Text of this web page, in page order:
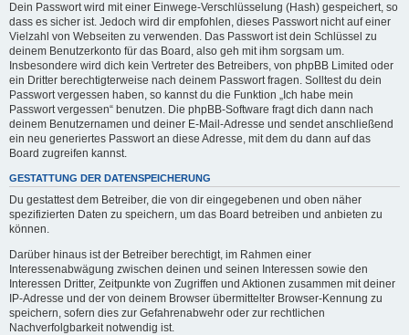
Dein Passwort wird mit einer Einwege-Verschlüsselung (Hash) gespeichert, so
dass es sicher ist. Jedoch wird dir empfohlen, dieses Passwort nicht auf einer
Vielzahl von Webseiten zu verwenden. Das Passwort ist dein Schlüssel zu
deinem Benutzerkonto für das Board, also geh mit ihm sorgsam um.
Insbesondere wird dich kein Vertreter des Betreibers, von phpBB Limited oder
ein Dritter berechtigterweise nach deinem Passwort fragen. Solltest du dein
Passwort vergessen haben, so kannst du die Funktion „Ich habe mein
Passwort vergessen“ benutzen. Die phpBB-Software fragt dich dann nach
deinem Benutzernamen und deiner E-Mail-Adresse und sendet anschließend
ein neu generiertes Passwort an diese Adresse, mit dem du dann auf das
Board zugreifen kannst.
GESTATTUNG DER DATENSPEICHERUNG
Du gestattest dem Betreiber, die von dir eingegebenen und oben näher
spezifizierten Daten zu speichern, um das Board betreiben und anbieten zu
können.
Darüber hinaus ist der Betreiber berechtigt, im Rahmen einer
Interessenabwägung zwischen deinen und seinen Interessen sowie den
Interessen Dritter, Zeitpunkte von Zugriffen und Aktionen zusammen mit deiner
IP-Adresse und der von deinem Browser übermittelter Browser-Kennung zu
speichern, sofern dies zur Gefahrenabwehr oder zur rechtlichen
Nachverfolgbarkeit notwendig ist.